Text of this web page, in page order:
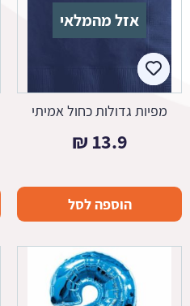
אזל מהמלאי
מפיות גדולות כחול אמיתי
13.9
₪
הוספה לסל